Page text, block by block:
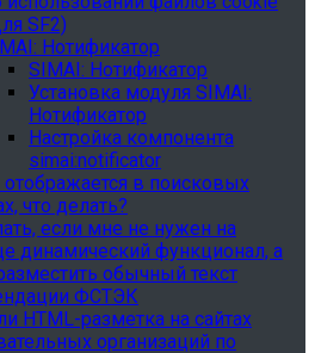
SF2)
Нотификатор
SIMAI: Нотификатор
Установка модуля SIMAI:
Нотификатор
Настройка компонента
simai:notificator
отображается в поисковых
что делать?
если мне не нужен на
динамический функционал, а
обычный текст
ФСТЭК
HTML-разметка на сайтах
организаций по